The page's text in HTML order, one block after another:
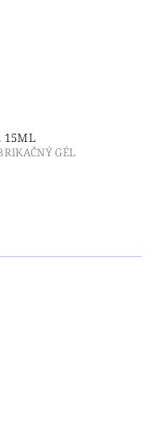
15ML
GÉL